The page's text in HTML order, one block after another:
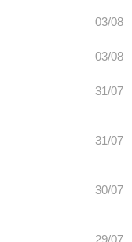
03/08
03/08
31/07
31/07
30/07
29/07